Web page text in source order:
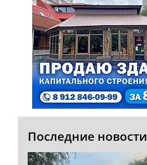
Последние новости